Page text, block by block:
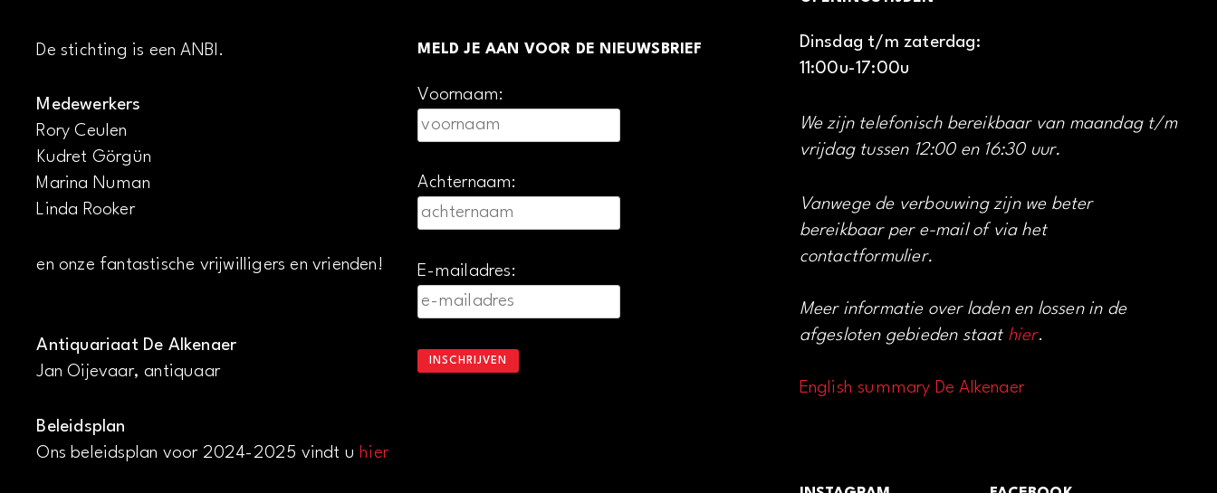
De stichting is een ANBI.
Medewerkers
Rory Ceulen
Kudret Görgün
Marina Numan
Linda Rooker
en onze fantastische vrijwilligers en vrienden!
Antiquariaat De Alkenaer
Jan Oijevaar, antiquaar
Beleidsplan
Ons beleidsplan voor 2024-2025 vindt u hier
MELD JE AAN VOOR DE NIEUWSBRIEF
Voornaam:
Achternaam:
E-mailadres:
Dinsdag t/m zaterdag:
11:00u-17:00u
We zijn telefonisch bereikbaar van maandag t/m
vrijdag tussen 12:00 en 16:30 uur.
Vanwege de verbouwing zijn we beter
bereikbaar per e-mail of via het
contactformulier.
Meer informatie over laden en lossen in de
afgesloten gebieden staat hier.
English summary De Alkenaer